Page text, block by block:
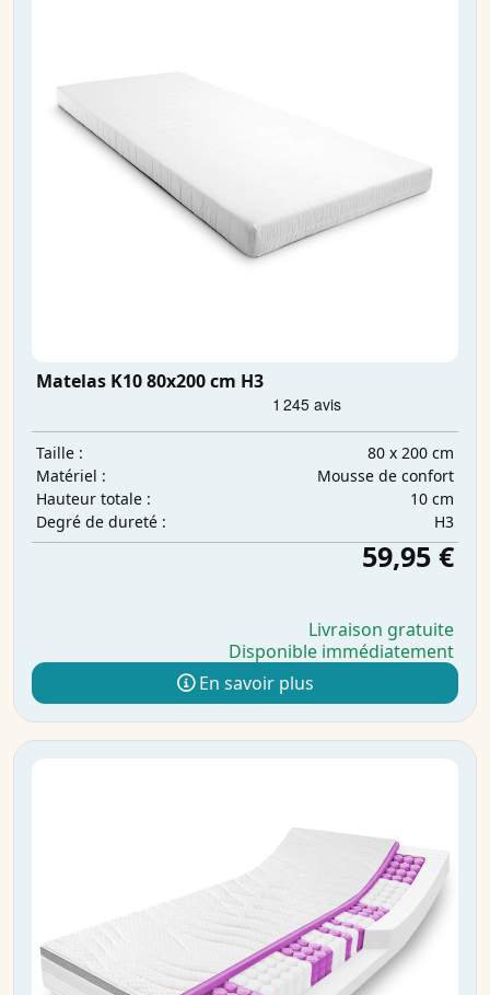
Matelas K10 80x200 cm H3
Taille :
80 x 200 cm
Matériel :
Mousse de confort
Hauteur totale :
10 cm
Degré de dureté :
H3
59,95 €
Livraison gratuite
Disponible immédiatement
En savoir plus